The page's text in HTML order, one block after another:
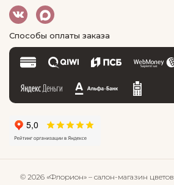
Способы оплаты заказа
© 2026 «Флорион» – салон-магазин цветов